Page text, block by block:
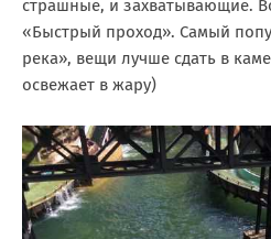
страшные, и захватывающие.
«Быстрый проход». Самый
река», вещи лучше сдать в
освежает в жару)